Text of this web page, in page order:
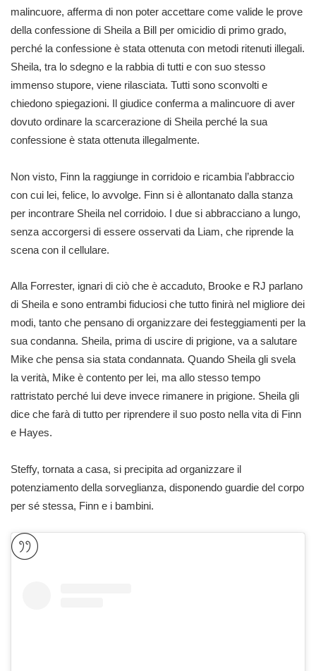
malincuore, afferma di non poter accettare come valide le prove
della confessione di Sheila a Bill per omicidio di primo grado,
perché la confessione è stata ottenuta con metodi ritenuti illegali.
Sheila, tra lo sdegno e la rabbia di tutti e con suo stesso
immenso stupore, viene rilasciata. Tutti sono sconvolti e
chiedono spiegazioni. Il giudice conferma a malincuore di aver
dovuto ordinare la scarcerazione di Sheila perché la sua
confessione è stata ottenuta illegalmente.
Non visto, Finn la raggiunge in corridoio e ricambia l’abbraccio
con cui lei, felice, lo avvolge. Finn si è allontanato dalla stanza
per incontrare Sheila nel corridoio. I due si abbracciano a lungo,
senza accorgersi di essere osservati da Liam, che riprende la
scena con il cellulare.
Alla Forrester, ignari di ciò che è accaduto, Brooke e RJ parlano
di Sheila e sono entrambi fiduciosi che tutto finirà nel migliore dei
modi, tanto che pensano di organizzare dei festeggiamenti per la
sua condanna. Sheila, prima di uscire di prigione, va a salutare
Mike che pensa sia stata condannata. Quando Sheila gli svela
la verità, Mike è contento per lei, ma allo stesso tempo
rattristato perché lui deve invece rimanere in prigione. Sheila gli
dice che farà di tutto per riprendere il suo posto nella vita di Finn
e Hayes.
Steffy, tornata a casa, si precipita ad organizzare il
potenziamento della sorveglianza, disponendo guardie del corpo
per sé stessa, Finn e i bambini.